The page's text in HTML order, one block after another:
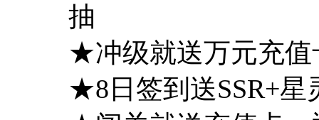
抽
★冲级就送万元充值
★8日签到送SSR+星